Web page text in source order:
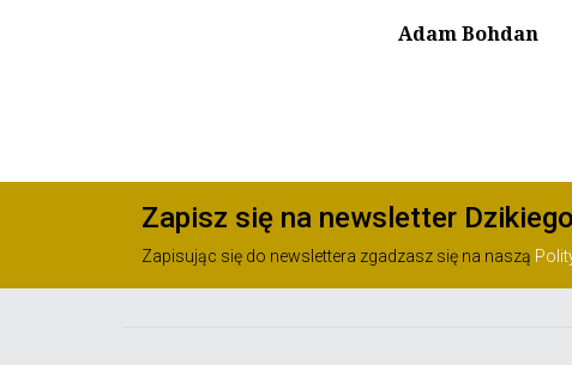
Adam Bohdan
Zapisz się na newsletter
Zapisując się do newslettera zgadzasz się na naszą